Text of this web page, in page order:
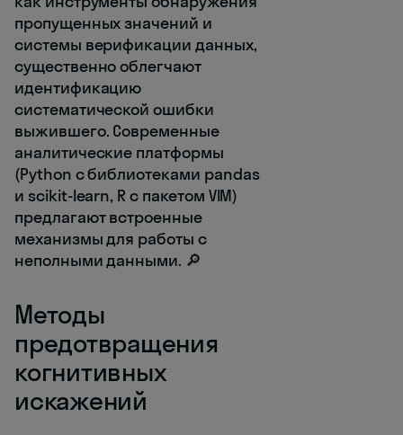
пропущенных значений и
системы верификации данных,
существенно облегчают
идентификацию
систематической ошибки
выжившего. Современные
аналитические платформы
(Python с библиотеками pandas
и scikit-learn, R с пакетом VIM)
предлагают встроенные
механизмы для работы с
неполными данными. 🔎
Методы
предотвращения
когнитивных
искажений